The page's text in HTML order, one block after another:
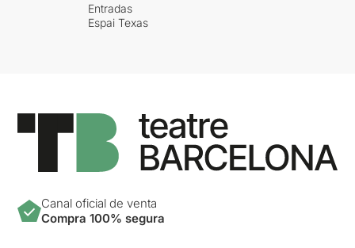
Entradas
Espai Texas
Canal oficial de venta
Compra 100% segura